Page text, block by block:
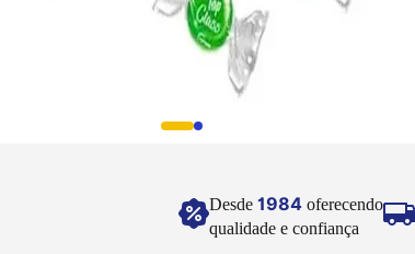
Desde 1984 oferecendo
qualidade e confiança